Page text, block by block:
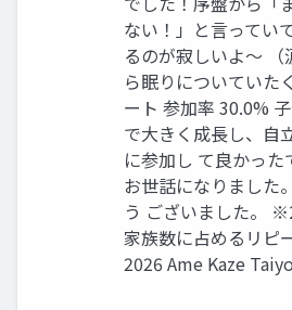
ない！」と言ってい
るのが寂しいよ〜
ら眠りについていた
ート 参加率 30.0%
で大きく成長し、自
に参加し て良かった
お世話になりました
う ございました。
家族数に占めるリピ
2026 Ame Kaze